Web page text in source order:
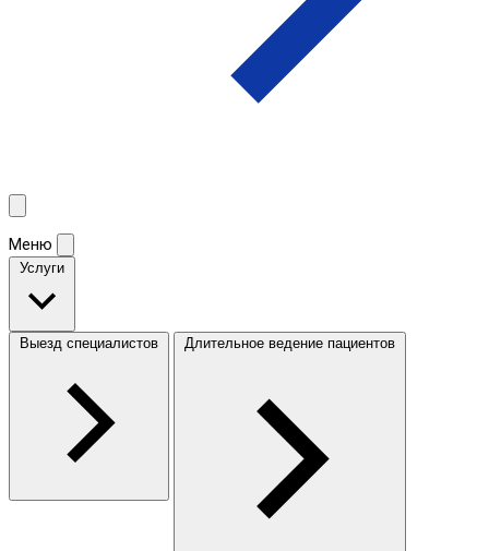
Меню
Услуги
Выезд специалистов Длительное ведение пациентов